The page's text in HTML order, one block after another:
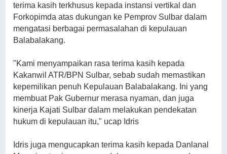
terima kasih terkhusus kepada instansi vertikal dan
Forkopimda atas dukungan ke Pemprov Sulbar dalam
mengatasi berbagai permasalahan di kepulauan
Balabalakang.
"Kami menyampaikan rasa terima kasih kepada
Kakanwil ATR/BPN Sulbar, sebab sudah memastikan
kepemilikan penuh Kepulauan Balabalakang. Ini yang
membuat Pak Gubernur merasa nyaman, dan juga
kinerja Kajati Sulbar dalam melakukan pendekatan
hukum di kepulauan itu," ucap Idris
Idris juga mengucapkan terima kasih kepada Danlanal